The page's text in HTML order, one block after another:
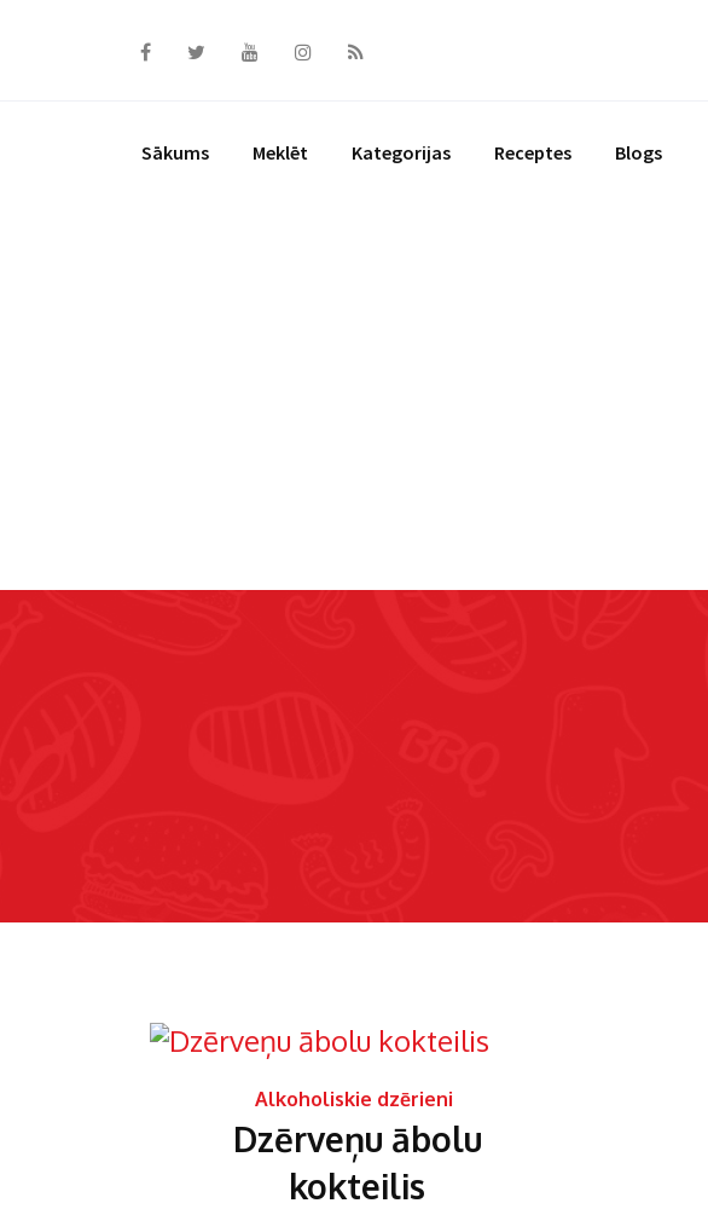
Sākums Meklēt Kategorijas Receptes Blogs
Alkoholiskie dzērieni
Dzērveņu ābolu
kokteilis